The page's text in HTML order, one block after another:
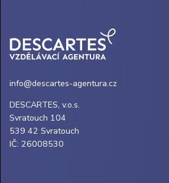
info@descartes-agentura.cz
DESCARTES, v.o.s.
Svratouch 104
539 42 Svratouch
IČ: 26008530